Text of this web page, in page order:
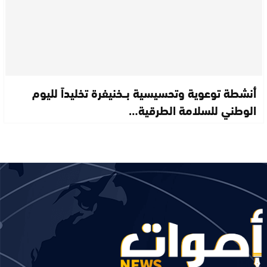
أنشطة توعوية وتحسيسية بــخنيفرة تخليداً لليوم
الوطني للسلامة الطرقية…